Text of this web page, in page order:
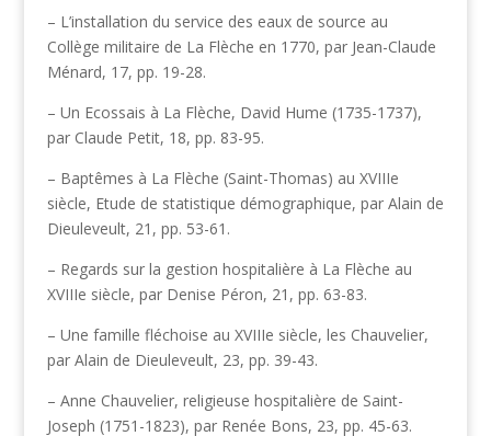
– L’installation du service des eaux de source au
Collège militaire de La Flèche en 1770, par Jean-Claude
Ménard, 17, pp. 19-28.
– Un Ecossais à La Flèche, David Hume (1735-1737),
par Claude Petit, 18, pp. 83-95.
– Baptêmes à La Flèche (Saint-Thomas) au XVIIIe
siècle, Etude de statistique démographique, par Alain de
Dieuleveult, 21, pp. 53-61.
– Regards sur la gestion hospitalière à La Flèche au
XVIIIe siècle, par Denise Péron, 21, pp. 63-83.
– Une famille fléchoise au XVIIIe siècle, les Chauvelier,
par Alain de Dieuleveult, 23, pp. 39-43.
– Anne Chauvelier, religieuse hospitalière de Saint-
Joseph (1751-1823), par Renée Bons, 23, pp. 45-63.